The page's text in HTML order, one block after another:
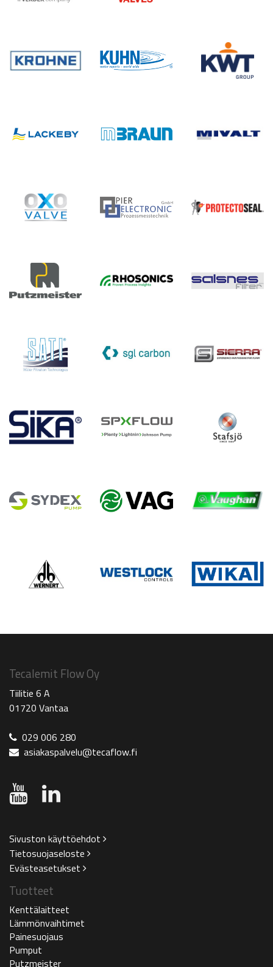
Tecalemit Flow Oy
Tiilitie 6 A
01720 Vantaa
029 006 280
asiakaspalvelu@tecaflow.fi
Sivuston käyttöehdot
Tietosuojaseloste
Evästeasetukset
Tuotteet
Kenttälaitteet
Lämmönvaihtimet
Painesuojaus
Pumput
Putzmeister